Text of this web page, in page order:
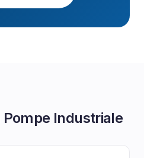
Pompe Industriale